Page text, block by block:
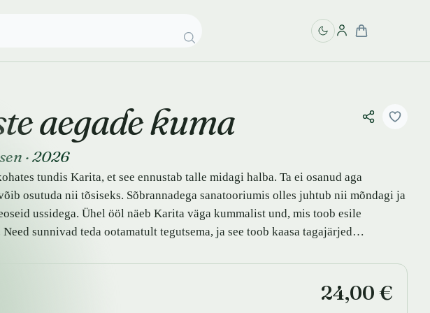
aegade kuma
·2026
tundis Karita, et see ennustab talle midagi halba. Ta ei osanud aga
osutuda nii tõsiseks. Sõbrannadega sanatooriumis olles juhtub nii mõndagi ja
ussidega. Ühel ööl näeb Karita väga kummalist und, mis toob esile
Need sunnivad teda ootamatult tegutsema, ja see toob kaasa tagajärjed…
24,00 €